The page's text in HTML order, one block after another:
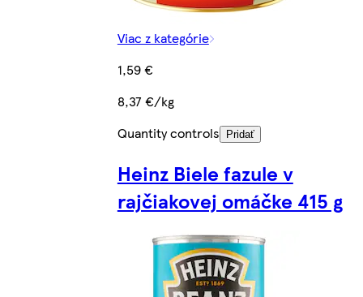
Viac z kategórie
1,59 €
8,37 €/kg
Quantity controls
Pridať
Heinz Biele fazule v
rajčiakovej omáčke 415 g